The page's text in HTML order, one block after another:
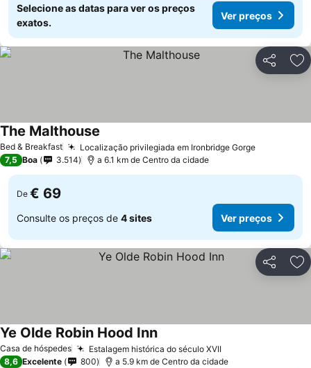
Selecione as datas para ver os preços
exatos.
Ver preços
Partilhar
Bed & Breakfast Localização privilegiada em Ironbridge Gorge
The Malthouse
7,5 Boa 3.514 a 6.1 km de Centro da cidade
De € 69
Consulte os preços de 4 sites Ver preços
Partilhar
Casa de hóspedes Estalagem histórica do século XVII
Ye Olde Robin Hood Inn
8,6 Excelente 800 a 5.9 km de Centro da cidade